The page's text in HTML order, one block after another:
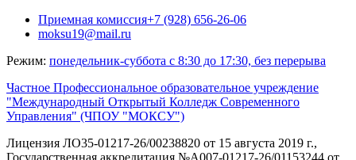
ПерейтиПриемная комиссия+7 (928) 656-26-06
moksu19@mail.ru
Режим: понедельник-суббота с 8:30 до 17:30, без перерыва
Частное Профессиональное образовательное учреждение
"Международный Открытый Колледж Современного
Управления" (ЧПОУ "МОКСУ")
Лицензия ЛО35-01217-26/00238820 от 15 августа 2019 г.,
Государственная аккредитация №А007-01217-26/01153244 от